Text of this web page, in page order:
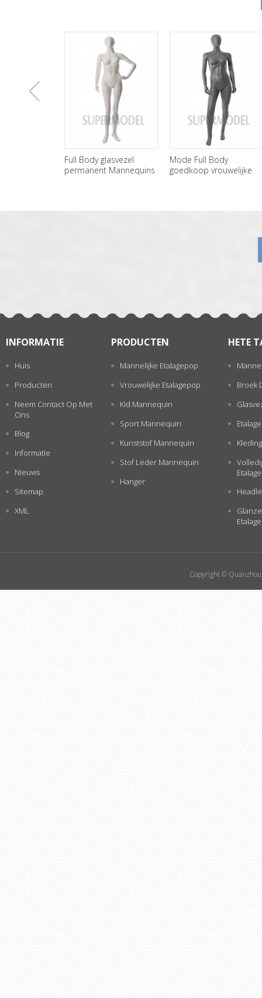
Full Body glasvezel
permanent Mannequins
Mode Full Body
goedkoop vrouwelijke
INFORMATIE
Huis
Producten
Neem Contact Op Met
Ons
Blog
Informatie
Nieuws
Sitemap
XML
PRODUCTEN
Mannelijke Etalagepop
Vrouwelijke Etalagepop
Kid Mannequin
Sport Mannequin
Kunststof Mannequin
Stof Leder Mannequin
Hanger
HETE
Broek
Copyright ©